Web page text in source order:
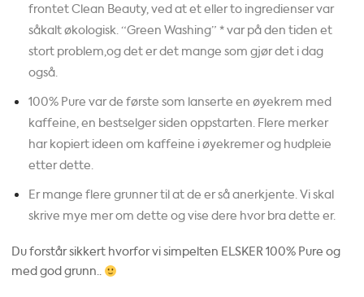
frontet Clean Beauty, ved at et eller to ingredienser var
såkalt økologisk. “Green Washing” * var på den tiden et
stort problem,og det er det mange som gjør det i dag
også.
100% Pure var de første som lanserte en øyekrem med
kaffeine, en bestselger siden oppstarten. Flere merker
har kopiert ideen om kaffeine i øyekremer og hudpleie
etter dette.
Er mange flere grunner til at de er så anerkjente. Vi skal
skrive mye mer om dette og vise dere hvor bra dette er.
Du forstår sikkert hvorfor vi simpelten ELSKER 100% Pure og
med god grunn..